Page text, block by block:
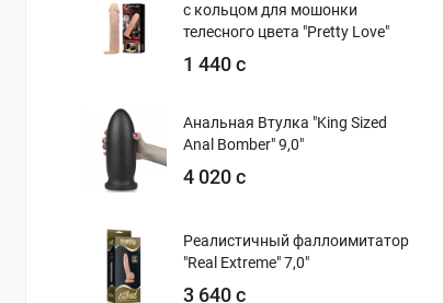
с кольцом для мошонки
телесного цвета "Pretty Love"
1 440 с
Анальная Втулка "King Sized
Anal Bomber" 9,0"
4 020 с
Реалистичный фаллоимитатор
"Real Extreme" 7,0"
3 640 с